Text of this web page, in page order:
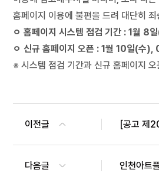
홈페이지 이용에 불편을 드려 대단히
ㅇ 홈페이지 시스템 점검 기간 : 1월 8일
ㅇ 신규 홈페이지 오픈 : 1월 10일(수),
※ 시스템 점검 기간과 신규 홈페이지
이전글 [공고 제
다음글 인천아트